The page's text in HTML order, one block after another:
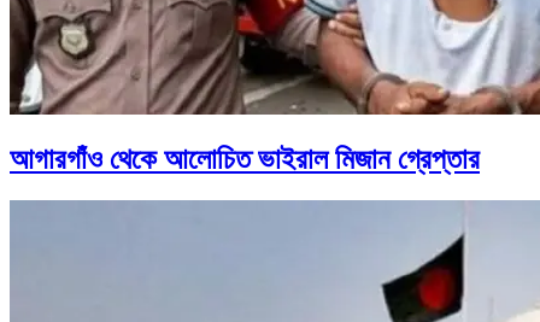
আগারগাঁও থেকে আলোচিত ভাইরাল মিজান গ্রেপ্তার